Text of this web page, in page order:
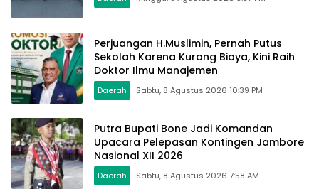
Perjuangan H.Muslimin, Pernah Putus
Sekolah Karena Kurang Biaya, Kini Raih
Doktor Ilmu Manajemen
Daerah Sabtu, 8 Agustus 2026 10:39 PM
Putra Bupati Bone Jadi Komandan
Upacara Pelepasan Kontingen Jambore
Nasional XII 2026
Daerah Sabtu, 8 Agustus 2026 7:58 AM